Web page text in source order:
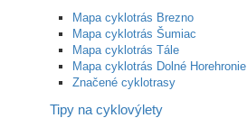
Mapa cyklotrás Brezno
Mapa cyklotrás Šumiac
Mapa cyklotrás Tále
Mapa cyklotrás Dolné Horehronie
Značené cyklotrasy
Tipy na cyklovýlety